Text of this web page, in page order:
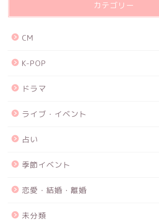
カテゴリー
CM
K-POP
ドラマ
ライブ・イベント
占い
季節イベント
恋愛・結婚・離婚
未分類